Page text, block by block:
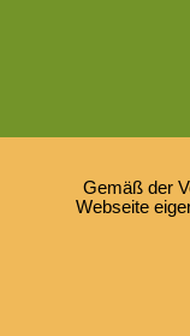
Gemäß der
Webseite